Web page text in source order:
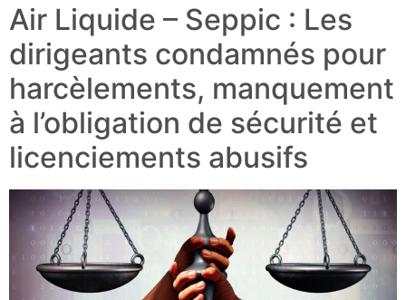
Air Liquide – Seppic : Les
dirigeants condamnés pour
harcèlements, manquement
à l’obligation de sécurité et
licenciements abusifs